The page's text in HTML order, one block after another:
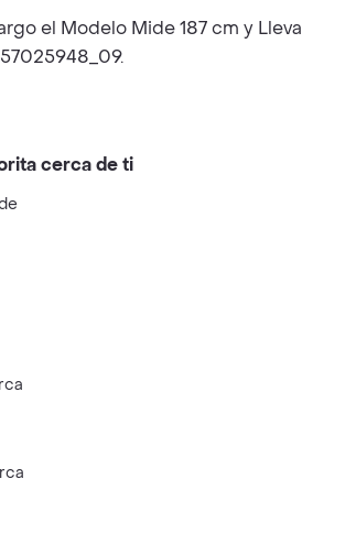
el Modelo Mide 187 cm y Lleva
cerca de ti